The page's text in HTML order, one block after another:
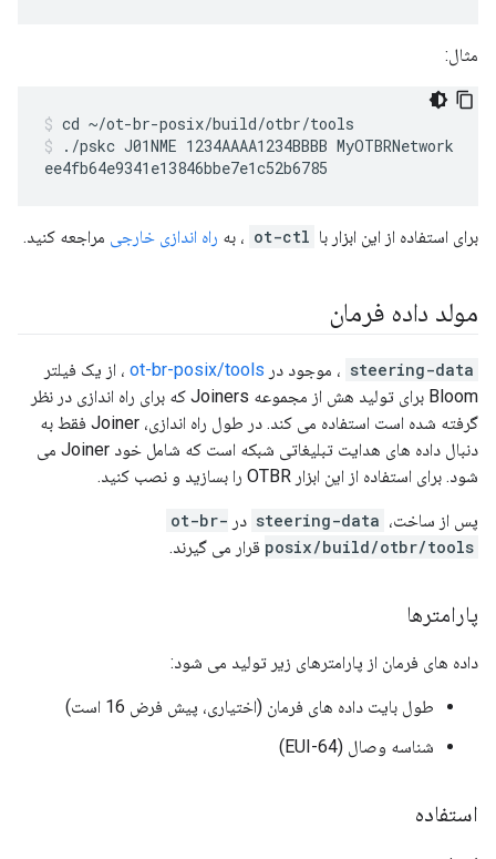
مثال:
cd ~/ot-br-posix/build/otbr/tools
./pskc J01NME 1234AAAA1234BBBB MyOTBRNetwork
برای استفاده از این ابزار با ot-ctl ، به راه اندازی خارجی مراجعه کنید.
مولد داده فرمان
steering-data ، موجود در ot-br-posix/tools ، از یک فیلتر
Bloom برای تولید هش از مجموعه Joiners که برای راه اندازی در نظر
گرفته شده است استفاده می کند. در طول راه اندازی، Joiner فقط به
دنبال داده های هدایت تبلیغاتی شبکه است که شامل خود Joiner می
شود. برای استفاده از این ابزار OTBR را بسازید و نصب کنید.
پس از ساخت، steering-data در ot-br-
posix/build/otbr/tools قرار می گیرند.
پارامترها
داده های فرمان از پارامترهای زیر تولید می شود:
طول بایت داده های فرمان (اختیاری، پیش فرض 16 است)
شناسه وصال (EUI-64)
استفاده